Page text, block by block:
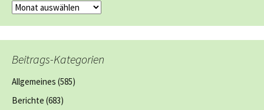
Archiv:
Beitrags-Kategorien
Allgemeines (585)
Berichte (683)